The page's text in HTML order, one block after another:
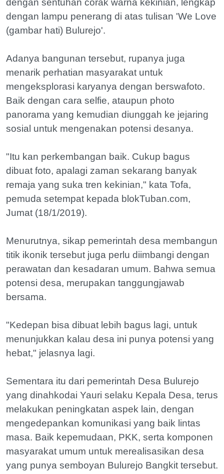
dengan sentuhan corak warna kekinian, lengkap
dengan lampu penerang di atas tulisan 'We Love
(gambar hati) Bulurejo'.
Adanya bangunan tersebut, rupanya juga
menarik perhatian masyarakat untuk
mengeksplorasi karyanya dengan berswafoto.
Baik dengan cara selfie, ataupun photo
panorama yang kemudian diunggah ke jejaring
sosial untuk mengenakan potensi desanya.
"Itu kan perkembangan baik. Cukup bagus
dibuat foto, apalagi zaman sekarang banyak
remaja yang suka tren kekinian," kata Tofa,
pemuda setempat kepada blokTuban.com,
Jumat (18/1/2019).
Menurutnya, sikap pemerintah desa membangun
titik ikonik tersebut juga perlu diimbangi dengan
perawatan dan kesadaran umum. Bahwa semua
potensi desa, merupakan tanggungjawab
bersama.
"Kedepan bisa dibuat lebih bagus lagi, untuk
menunjukkan kalau desa ini punya potensi yang
hebat," jelasnya lagi.
Sementara itu dari pemerintah Desa Bulurejo
yang dinahkodai Yauri selaku Kepala Desa, terus
melakukan peningkatan aspek lain, dengan
mengedepankan komunikasi yang baik lintas
masa. Baik kepemudaan, PKK, serta komponen
masyarakat umum untuk merealisasikan desa
yang punya semboyan Bulurejo Bangkit tersebut.